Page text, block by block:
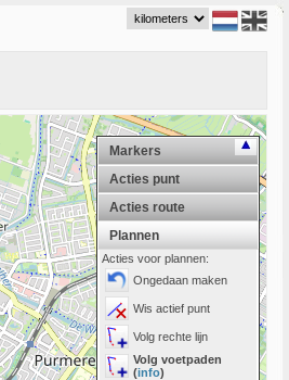
Markers
Acties punt
Acties route
Plannen
Acties voor plannen:
Ongedaan maken
Wis actief punt
Volg rechte lijn
Volg voetpaden
(info)